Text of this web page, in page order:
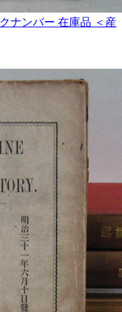
ナンバー 在庫品 ＜産